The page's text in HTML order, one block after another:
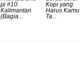
pi #10:
Kalimantan
(Bagia...
Kopi yang
Harus Kamu
Ta...